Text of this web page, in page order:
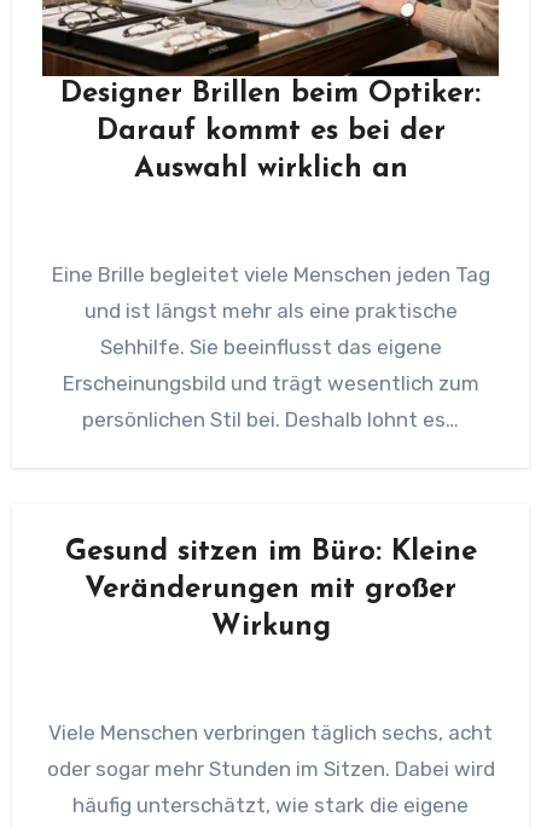
Designer Brillen beim Optiker:
Darauf kommt es bei der
Auswahl wirklich an
Eine Brille begleitet viele Menschen jeden Tag
und ist längst mehr als eine praktische
Sehhilfe. Sie beeinflusst das eigene
Erscheinungsbild und trägt wesentlich zum
persönlichen Stil bei. Deshalb lohnt es…
Gesund sitzen im Büro: Kleine
Veränderungen mit großer
Wirkung
Viele Menschen verbringen täglich sechs, acht
oder sogar mehr Stunden im Sitzen. Dabei wird
häufig unterschätzt, wie stark die eigene